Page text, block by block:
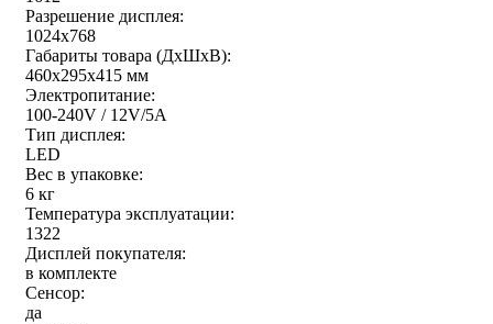
Разрешение дисплея:
1024x768
Габариты товара (ДxШxВ):
460x295x415 мм
Электропитание:
100-240V / 12V/5A
Тип дисплея:
LED
Вес в упаковке:
6 кг
Температура эксплуатации:
1322
Дисплей покупателя:
в комплекте
Сенсор:
да